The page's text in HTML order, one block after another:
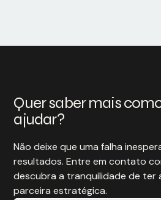
Quer saber mais
ajudar?
Não deixe que uma falha
resultados. Entre em contato
descubra a tranquilidade de ter
parceira estratégica.